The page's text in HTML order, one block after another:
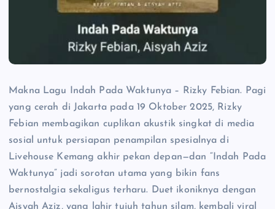
Makna Lagu Indah Pada Waktunya – Rizky Febian. Pagi
yang cerah di Jakarta pada 19 Oktober 2025, Rizky
Febian membagikan cuplikan akustik singkat di media
sosial untuk persiapan penampilan spesialnya di
Livehouse Kemang akhir pekan depan—dan “Indah Pada
Waktunya” jadi sorotan utama yang bikin fans
bernostalgia sekaligus terharu. Duet ikoniknya dengan
Aisyah Aziz, yang lahir tujuh tahun silam, kembali viral